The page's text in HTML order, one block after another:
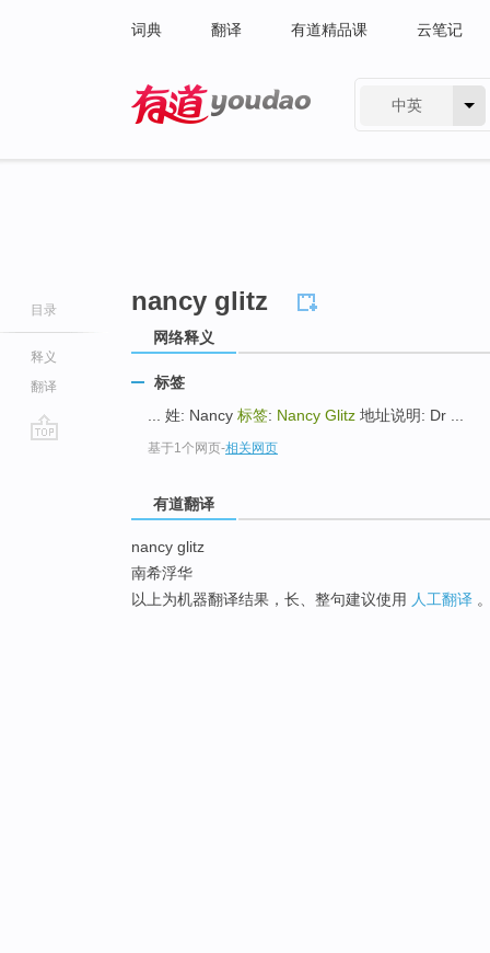
词典 翻译 有道精品课 云笔记
中英
目录
释义
翻译
nancy glitz
网络释义
标签
... 姓: Nancy 标签: Nancy Glitz 地址说明: Dr ...
基于1个网页-相关网页
有道翻译
nancy glitz
南希浮华
以上为机器翻译结果，长、整句建议使用 人工翻译